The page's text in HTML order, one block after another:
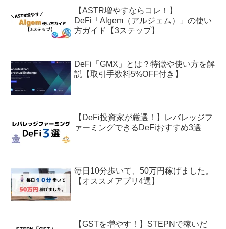
【ASTR増やすならコレ！】
DeFi「Algem（アルジェム）」の使い
方ガイド【3ステップ】
DeFi「GMX」とは？特徴や使い方を解
説【取引手数料5%OFF付き】
【DeFi投資家が厳選！】レバレッジフ
ァーミングできるDeFiおすすめ3選
毎日10分歩いて、50万円稼げました。
【オススメアプリ4選】
【GSTを増やす！】STEPNで稼いだ